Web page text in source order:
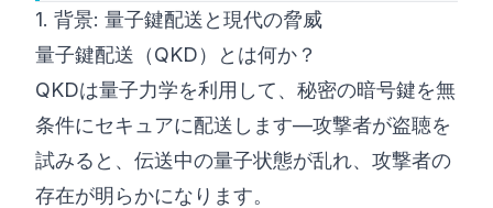
1. 背景: 量子鍵配送と現代の脅威
量子鍵配送（QKD）とは何か？
QKDは量子力学を利用して、秘密の暗号鍵を無
条件にセキュアに配送します—攻撃者が盗聴を
試みると、伝送中の量子状態が乱れ、攻撃者の
存在が明らかになります。